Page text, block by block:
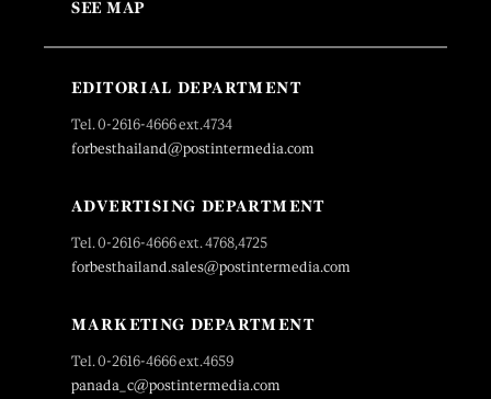
SEE MAP
EDITORIAL DEPARTMENT
Tel. 0-2616-4666 ext.4734
forbesthailand@postintermedia.com
ADVERTISING DEPARTMENT
Tel. 0-2616-4666 ext. 4768,4725
forbesthailand.sales@postintermedia.com
MARKETING DEPARTMENT
Tel. 0-2616-4666 ext.4659
panada_c@postintermedia.com